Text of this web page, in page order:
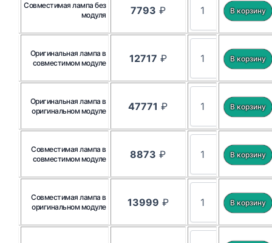
Совместимая лампа без
модуля
7793 ₽
Оригинальная лампа в
совместимом модуле
12717 ₽
Оригинальная лампа в
оригинальном модуле
47771 ₽
Совместимая лампа в
совместимом модуле
8873 ₽
Совместимая лампа в
оригинальном модуле
13999 ₽